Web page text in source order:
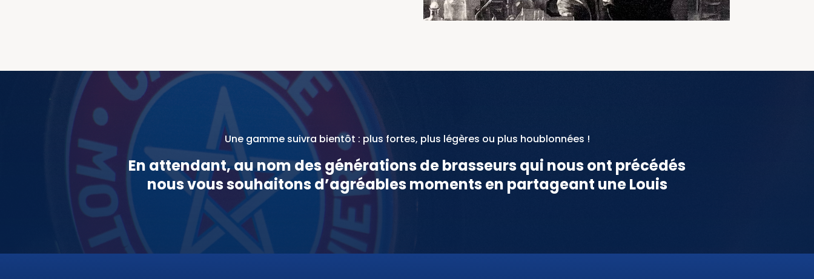
Une gamme suivra bientôt : plus fortes, plus légères ou plus houblonnées !
En attendant, au nom des générations de brasseurs qui nous ont précédés
nous vous souhaitons d’agréables moments en partageant une Louis